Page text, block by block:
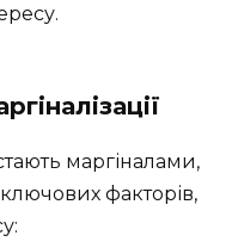
маргіналами,
факторів,